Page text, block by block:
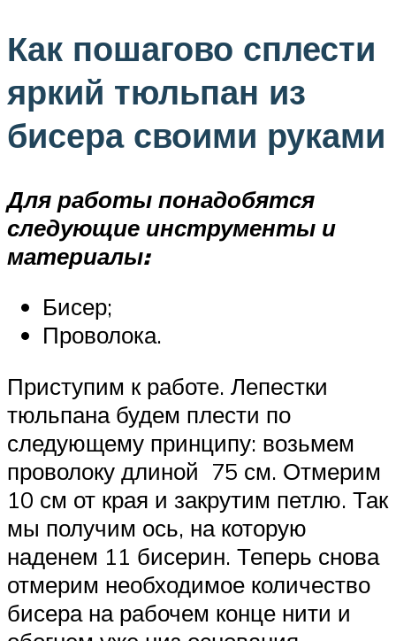
Как пошагово сплести
яркий тюльпан из
бисера своими руками
Для работы понадобятся
следующие инструменты и
материалы:
Бисер;
Проволока.
Приступим к работе. Лепестки
тюльпана будем плести по
следующему принципу: возьмем
проволоку длиной 75 см. Отмерим
10 см от края и закрутим петлю. Так
мы получим ось, на которую
наденем 11 бисерин. Теперь снова
отмерим необходимое количество
бисера на рабочем конце нити и